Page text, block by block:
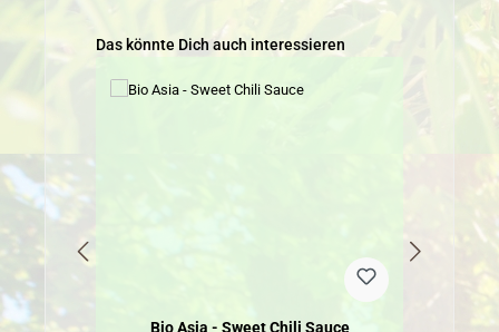
Produktgalerie überspringen
Das könnte Dich auch interessieren